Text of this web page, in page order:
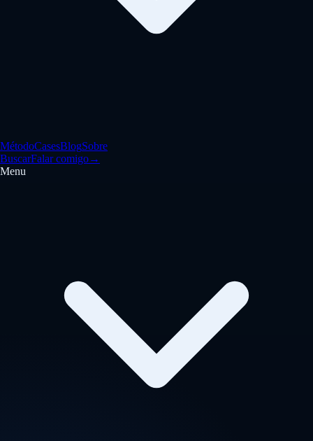
MétodoCasesBlogSobre
BuscarFalar comigo→
Menu